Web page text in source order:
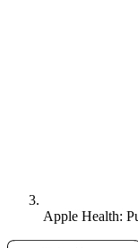
Apple Health: